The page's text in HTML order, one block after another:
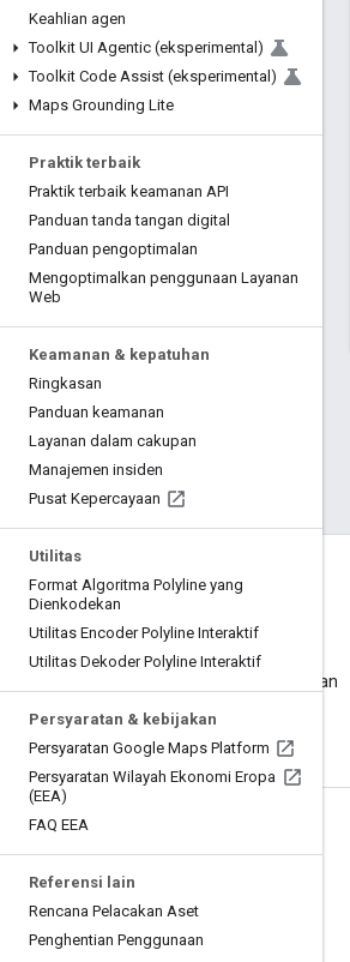
Keahlian agen
Toolkit UI Agentic (eksperimental)
Toolkit Code Assist (eksperimental)
Maps Grounding Lite
Praktik terbaik
Praktik terbaik keamanan API
Panduan tanda tangan digital
Panduan pengoptimalan
Mengoptimalkan penggunaan Layanan
Web
Keamanan & kepatuhan
Ringkasan
Panduan keamanan
Layanan dalam cakupan
Manajemen insiden
Pusat Kepercayaan
Utilitas
Format Algoritma Polyline yang
Dienkodekan
Utilitas Encoder Polyline Interaktif
Utilitas Dekoder Polyline Interaktif
Persyaratan & kebijakan
Persyaratan Google Maps Platform
Persyaratan Wilayah Ekonomi Eropa
(EEA)
FAQ EEA
Referensi lain
Rencana Pelacakan Aset
Penghentian Penggunaan
Status Platform
Cari tahu insiden platform dan
Pelajari Lebih Lanjut
FAQ
Penjelajah Kemampuan
Memulai